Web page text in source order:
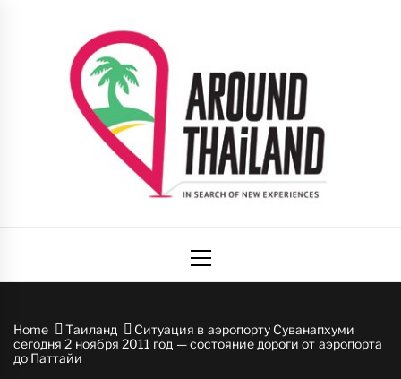
Таиланда
Menu
Home Таиланд
Ситуация в аэропорту Суванапхуми
сегодня 2 ноября 2011 год — состояние дороги от аэропорта
до Паттайи